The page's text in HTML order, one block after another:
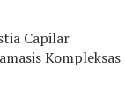
Capilar
Kompleksas